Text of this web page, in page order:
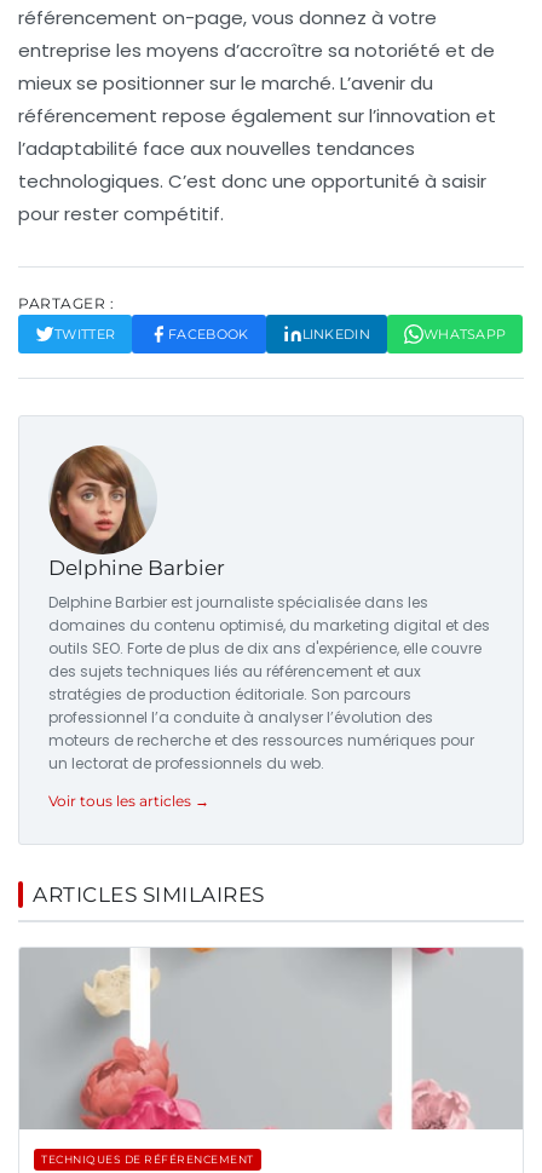
référencement on-page, vous donnez à votre
entreprise les moyens d’accroître sa notoriété et de
mieux se positionner sur le marché. L’avenir du
référencement repose également sur l’innovation et
l’adaptabilité face aux nouvelles tendances
technologiques. C’est donc une opportunité à saisir
pour rester compétitif.
PARTAGER :
TWITTER FACEBOOK LINKEDIN WHATSAPP
Delphine Barbier
Delphine Barbier est journaliste spécialisée dans les
domaines du contenu optimisé, du marketing digital et des
outils SEO. Forte de plus de dix ans d'expérience, elle couvre
des sujets techniques liés au référencement et aux
stratégies de production éditoriale. Son parcours
professionnel l’a conduite à analyser l’évolution des
moteurs de recherche et des ressources numériques pour
un lectorat de professionnels du web.
Voir tous les articles →
ARTICLES SIMILAIRES
TECHNIQUES DE RÉFÉRENCEMENT